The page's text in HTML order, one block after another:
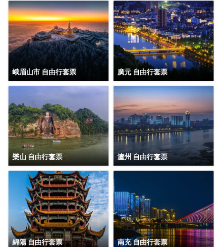
峨眉山市 自由行套票 廣元 自由行套票
樂山 自由行套票 瀘州 自由行套票
綿陽 自由行套票 南充 自由行套票